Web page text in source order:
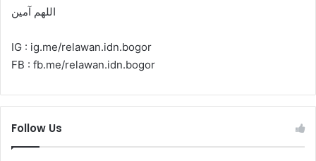
اللهم آمين
IG : ig.me/relawan.idn.bogor
FB : fb.me/relawan.idn.bogor
Follow Us